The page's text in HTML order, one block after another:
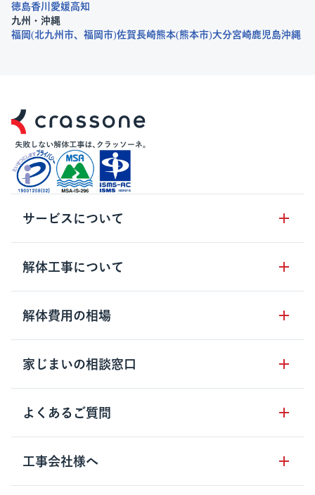
徳島香川 愛媛高知
九州・沖縄
福岡 北九州市 福岡市 佐賀長崎熊本 熊本市 大分宮崎鹿児島沖縄
サービスについて
サービスの流れ
サービスのメリット
クラッソーネの自治体連携
お客さまの声
空き家の処分を検討のお客様へ
解体工事について
解体工事の基礎知識
解体工事に関わる法律
用語集
解体費用の相場
木造住宅の相場
鉄骨造住宅の相場
RC造住宅の相場
家じまいの相談窓口
家じまいの相談窓口
よくあるご質問
クラッソーネの利用方法
工事の進め方
工事会社様へ